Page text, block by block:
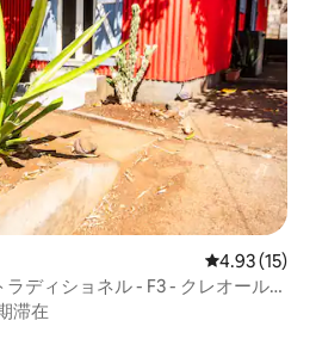
レビュー15
4.93 (15)
ディショネル - F3 - クレオールの
滞在